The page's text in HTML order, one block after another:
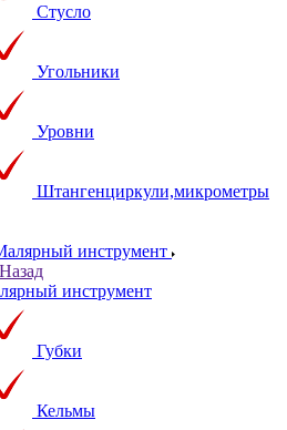
Стусло
Угольники
Уровни
Штангенциркули,микрометры
инструмент
Назад
инструмент
Губки
Кельмы